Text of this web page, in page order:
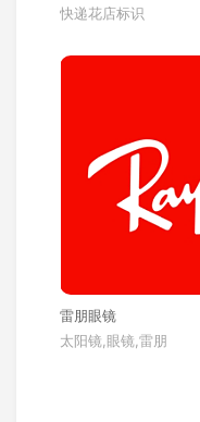
快递花店标识
雷朋眼镜
太阳镜,眼镜,雷朋